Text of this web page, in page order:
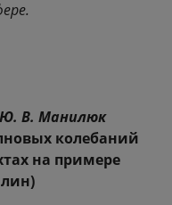
Ю. В. Манилюк
колебаний
на примере